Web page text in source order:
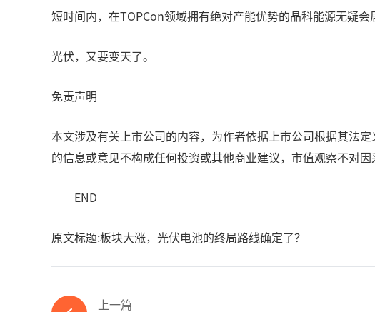
短时间内，在TOPCon领域拥有绝对产能优势的晶科能源无疑
光伏，又要变天了。
免责声明
本文涉及有关上市公司的内容，为作者依据上市公司根据其法
的信息或意见不构成任何投资或其他商业建议，市值观察不对
——END——
原文标题:板块大涨，光伏电池的终局路线确定了？
上一篇